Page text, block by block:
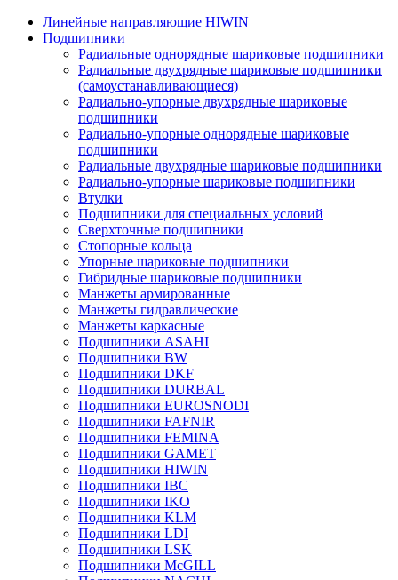
Линейные направляющие HIWIN
Подшипники
Радиальные однорядные шариковые подшипники
Радиальные двухрядные шариковые подшипники
(самоустанавливающиеся)
Радиально-упорные двухрядные шариковые
подшипники
Радиально-упорные однорядные шариковые
подшипники
Радиальные двухрядные шариковые подшипники
Радиально-упорные шариковые подшипники
Втулки
Подшипники для специальных условий
Сверхточные подшипники
Стопорные кольца
Упорные шариковые подшипники
Гибридные шариковые подшипники
Манжеты армированные
Манжеты гидравлические
Манжеты каркасные
Подшипники ASAHI
Подшипники BW
Подшипники DKF
Подшипники DURBAL
Подшипники EUROSNODI
Подшипники FAFNIR
Подшипники FEMINA
Подшипники GAMET
Подшипники HIWIN
Подшипники IBC
Подшипники IKO
Подшипники KLM
Подшипники LDI
Подшипники LSK
Подшипники McGILL